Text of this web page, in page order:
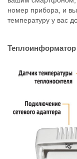
номер прибора, и вы
температуру у вас
Теплоинформатор